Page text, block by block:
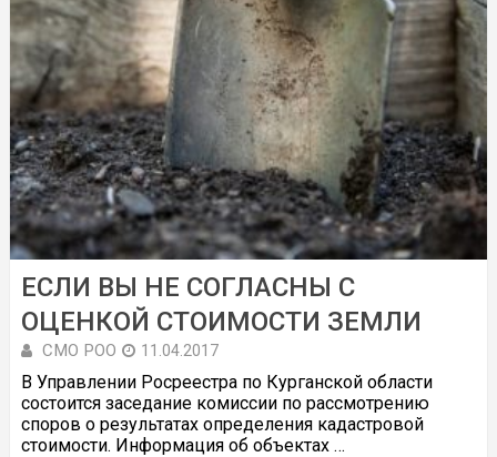
ЕСЛИ ВЫ НЕ СОГЛАСНЫ С
ОЦЕНКОЙ СТОИМОСТИ ЗЕМЛИ
СМО РОО 11.04.2017
В Управлении Росреестра по Курганской области
состоится заседание комиссии по рассмотрению
споров о результатах определения кадастровой
стоимости. Информация об объектах …